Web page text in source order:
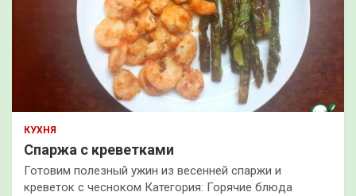
КУХНЯ
Спаржа с креветками
Готовим полезный ужин из весенней спаржи и
креветок с чесноком Категория: Горячие блюда